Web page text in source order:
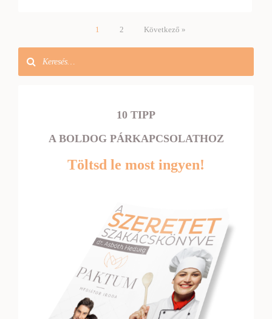
1 2 Következő »
10 TIPP
A BOLDOG PÁRKAPCSOLATHOZ
Töltsd le most ingyen!